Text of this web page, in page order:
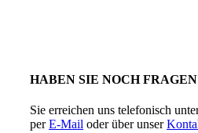
HABEN SIE NOCH
Sie erreichen uns telefonisch
perE-Mail oder über unser